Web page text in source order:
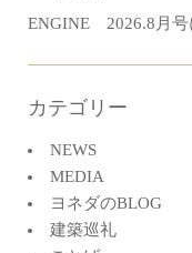
ENGINE 2026.8月号
カテゴリー
NEWS
MEDIA
ヨネダのBLOG
建築巡礼